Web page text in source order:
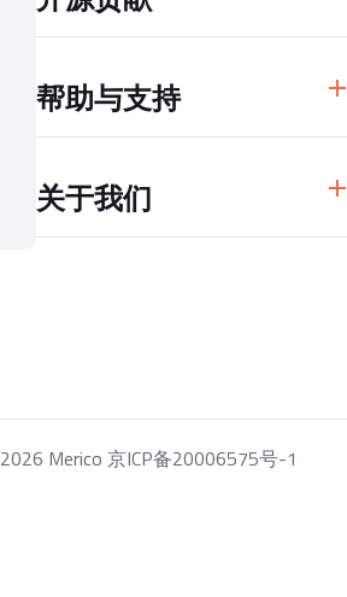
研发效能数据 BI
企业系统集成
帮助与支持
常见问题
关于我们
2026 Merico 京ICP备20006575号-1